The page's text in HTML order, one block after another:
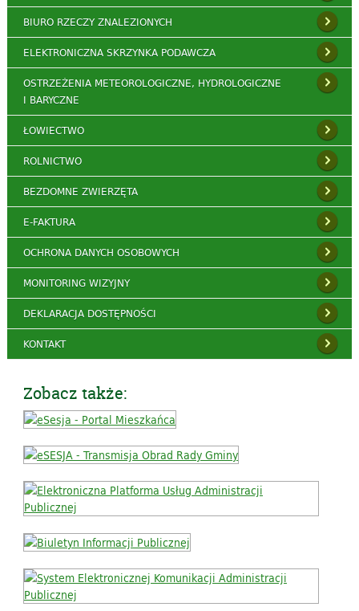
BIURO RZECZY ZNALEZIONYCH
ELEKTRONICZNA SKRZYNKA PODAWCZA
OSTRZEŻENIA METEOROLOGICZNE, HYDROLOGICZNE
I BARYCZNE
ŁOWIECTWO
ROLNICTWO
BEZDOMNE ZWIERZĘTA
E-FAKTURA
OCHRONA DANYCH OSOBOWYCH
MONITORING WIZYJNY
DEKLARACJA DOSTĘPNOŚCI
KONTAKT
Zobacz także: